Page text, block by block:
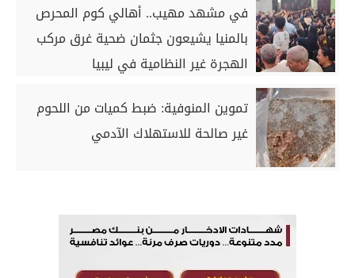
في مشهد مهيب.. أهالي كوم المحرص
بالمنيا يشيعون جثمان ضحية غرق مركب
الهجرة غير النظامية في ليبيا
تموين المنوفية: ضبط كميات من اللحوم
غير صالحة للاستهلاك الآدمي